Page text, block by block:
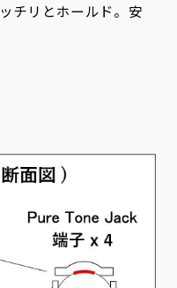
チリとホールド。安